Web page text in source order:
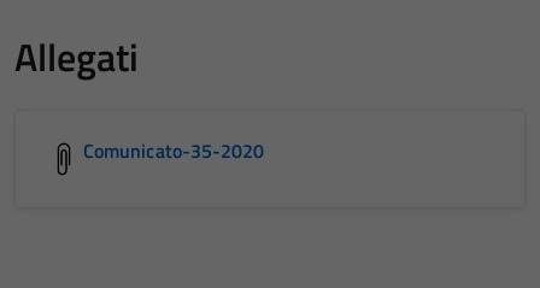
Allegati
Comunicato-35-2020